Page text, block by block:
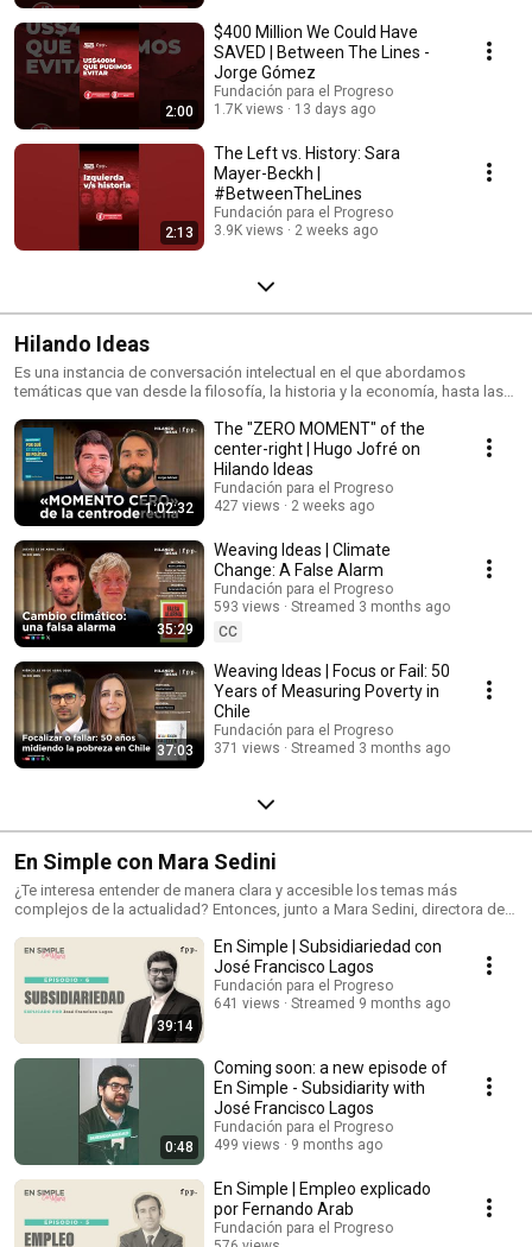
2:00
$400 Million We Could Have
SAVED | Between The Lines -
Jorge Gómez
Fundación para el Progreso
1.7K views
13 days ago
2:13
The Left vs. History: Sara
Mayer-Beckh |
#BetweenTheLines
Fundación para el Progreso
3.9K views
2 weeks ago
Hilando Ideas
Es una instancia de conversación intelectual en el que abordamos
temáticas que van desde la filosofía, la historia y la economía, hasta las
1:02:32
The "ZERO MOMENT" of the
center-right | Hugo Jofré on
Hilando Ideas
Fundación para el Progreso
427 views
2 weeks ago
35:29
Weaving Ideas | Climate
Change: A False Alarm
Fundación para el Progreso
593 views
Streamed 3 months ago
CC
37:03
Weaving Ideas | Focus or Fail: 50
Years of Measuring Poverty in
Chile
Fundación para el Progreso
371 views
Streamed 3 months ago
En Simple con Mara Sedini
¿Te interesa entender de manera clara y accesible los temas más
complejos de la actualidad? Entonces, junto a Mara Sedini, directora de
expertos sobre economía, educación, seguridad y más.
39:14
En Simple | Subsidiariedad con
José Francisco Lagos
Fundación para el Progreso
641 views
Streamed 9 months ago
0:48
Coming soon: a new episode of
En Simple - Subsidiarity with
José Francisco Lagos
Fundación para el Progreso
499 views
9 months ago
En Simple | Empleo explicado
por Fernando Arab
Fundación para el Progreso